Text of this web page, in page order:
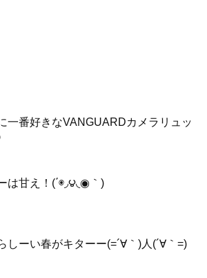
一番好きなVANGUARDカメラリュッ
は甘え！(΄◉◞౪◟◉｀)
しーい春がキターー(=´∀｀)人(´∀｀=)